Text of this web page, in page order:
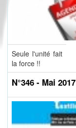
Seule l'unité fait
la force !!
N°346 - Mai 2017